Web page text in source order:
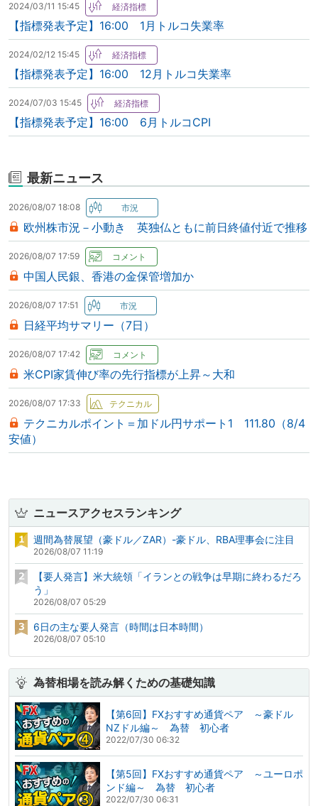
2024/03/11 15:45
【指標発表予定】16:00 1月トルコ失業率
2024/02/12 15:45
【指標発表予定】16:00 12月トルコ失業率
2024/07/03 15:45
【指標発表予定】16:00 6月トルコCPI
最新ニュース
2026/08/07 18:08
欧州株市況－小動き 英独仏ともに前日終値付近で推移
2026/08/07 17:59
中国人民銀、香港の金保管増加か
2026/08/07 17:51
日経平均サマリー（7日）
2026/08/07 17:42
米CPI家賃伸び率の先行指標が上昇～大和
2026/08/07 17:33
テクニカルポイント＝加ドル円サポート1 111.80（8/4
安値）
ニュースアクセスランキング
週間為替展望（豪ドル／ZAR）-豪ドル、RBA理事会に注目
2026/08/07 11:19
【要人発言】米大統領「イランとの戦争は早期に終わるだろ
う」
2026/08/07 05:29
6日の主な要人発言（時間は日本時間）
2026/08/07 05:10
為替相場を読み解くための基礎知識
【第6回】FXおすすめ通貨ペア ～豪ドル
NZドル編～ 為替 初心者
2022/07/30 06:32
【第5回】FXおすすめ通貨ペア ～ユーロポ
ンド編～ 為替 初心者
2022/07/30 06:31